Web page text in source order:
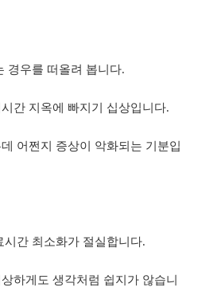
경우를 떠올려 봅니다.
간 지옥에 빠지기 십상입니다.
어쩐지 증상이 악화되는 기분입
간 최소화가 절실합니다.
하게도 생각처럼 쉽지가 않습니